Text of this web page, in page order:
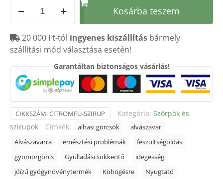
szirup
mennyiség
Kosárba teszem
20 000 Ft-tól ingyenes kiszállítás bármely
szállítási mód választása esetén!
Garantáltan biztonságos vásárlás!
CIKKSZÁM:CITROMFU-SZIRUP Kategória: Szörpök és
szirupok
Címkék: alhasi görcsök
alvászavar
Alvászavarra
emésztési problémák
feszültségoldás
gyomorgörcs
Gyulladáscsökkentő
idegesség
jóízű gyógynövénytermék
Köhögésre
Nyugtató